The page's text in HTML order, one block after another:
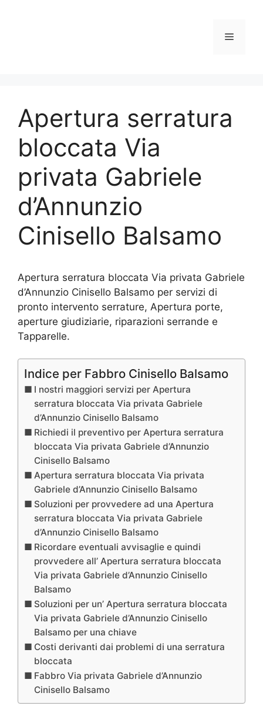
Menu
Apertura serratura
bloccata Via
privata Gabriele
d’Annunzio
Cinisello Balsamo
Apertura serratura bloccata Via privata Gabriele
d’Annunzio Cinisello Balsamo per servizi di
pronto intervento serrature, Apertura porte,
aperture giudiziarie, riparazioni serrande e
Tapparelle.
Indice per Fabbro Cinisello Balsamo
I nostri maggiori servizi per Apertura
serratura bloccata Via privata Gabriele
d’Annunzio Cinisello Balsamo
Richiedi il preventivo per Apertura serratura
bloccata Via privata Gabriele d’Annunzio
Cinisello Balsamo
Apertura serratura bloccata Via privata
Gabriele d’Annunzio Cinisello Balsamo
Soluzioni per provvedere ad una Apertura
serratura bloccata Via privata Gabriele
d’Annunzio Cinisello Balsamo
Ricordare eventuali avvisaglie e quindi
provvedere all’ Apertura serratura bloccata
Via privata Gabriele d’Annunzio Cinisello
Balsamo
Soluzioni per un’ Apertura serratura bloccata
Via privata Gabriele d’Annunzio Cinisello
Balsamo per una chiave
Costi derivanti dai problemi di una serratura
bloccata
Fabbro Via privata Gabriele d’Annunzio
Cinisello Balsamo